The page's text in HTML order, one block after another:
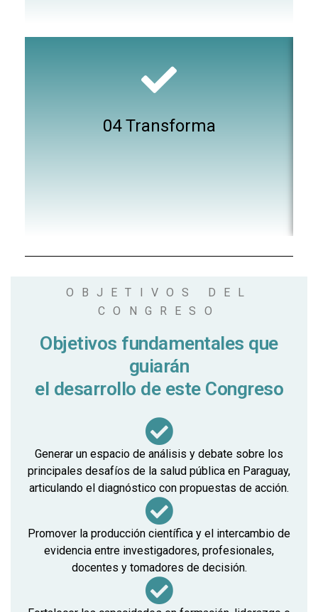
04 Transforma
OBJETIVOS DEL
CONGRESO
Objetivos fundamentales que
guiarán
el desarrollo de este Congreso
Generar un espacio de análisis y debate sobre los
principales desafíos de la salud pública en Paraguay,
articulando el diagnóstico con propuestas de acción.
Promover la producción científica y el intercambio de
evidencia entre investigadores, profesionales,
docentes y tomadores de decisión.